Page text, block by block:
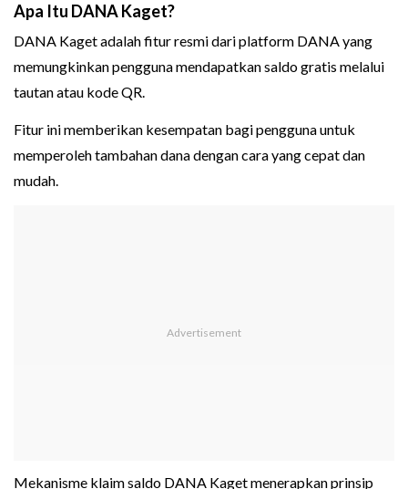
Apa Itu DANA Kaget?
DANA Kaget adalah fitur resmi dari platform DANA yang
memungkinkan pengguna mendapatkan saldo gratis melalui
tautan atau kode QR.
Fitur ini memberikan kesempatan bagi pengguna untuk
memperoleh tambahan dana dengan cara yang cepat dan
mudah.
Mekanisme klaim saldo DANA Kaget menerapkan prinsip